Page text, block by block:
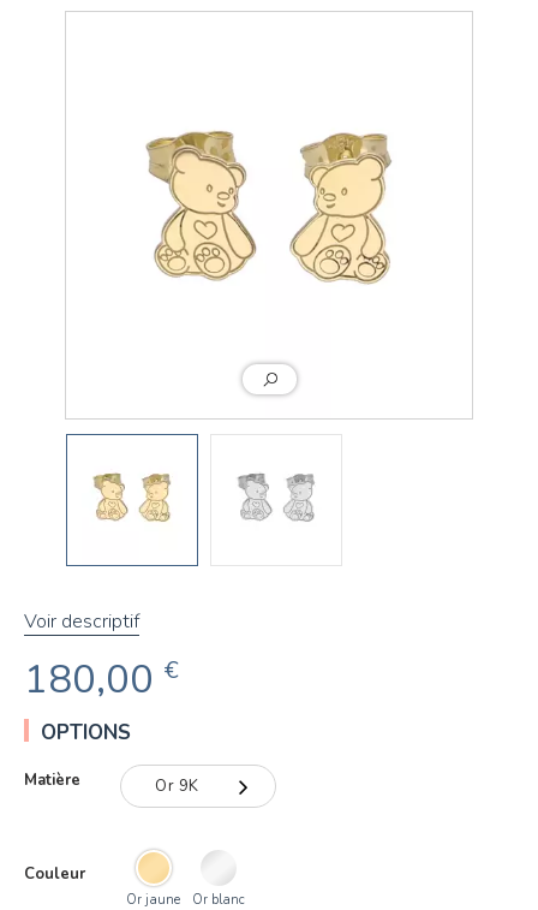
Voir descriptif
180,00 €
OPTIONS
Matière Or 9K
Or 18K
Couleur
Or jaune Or blanc